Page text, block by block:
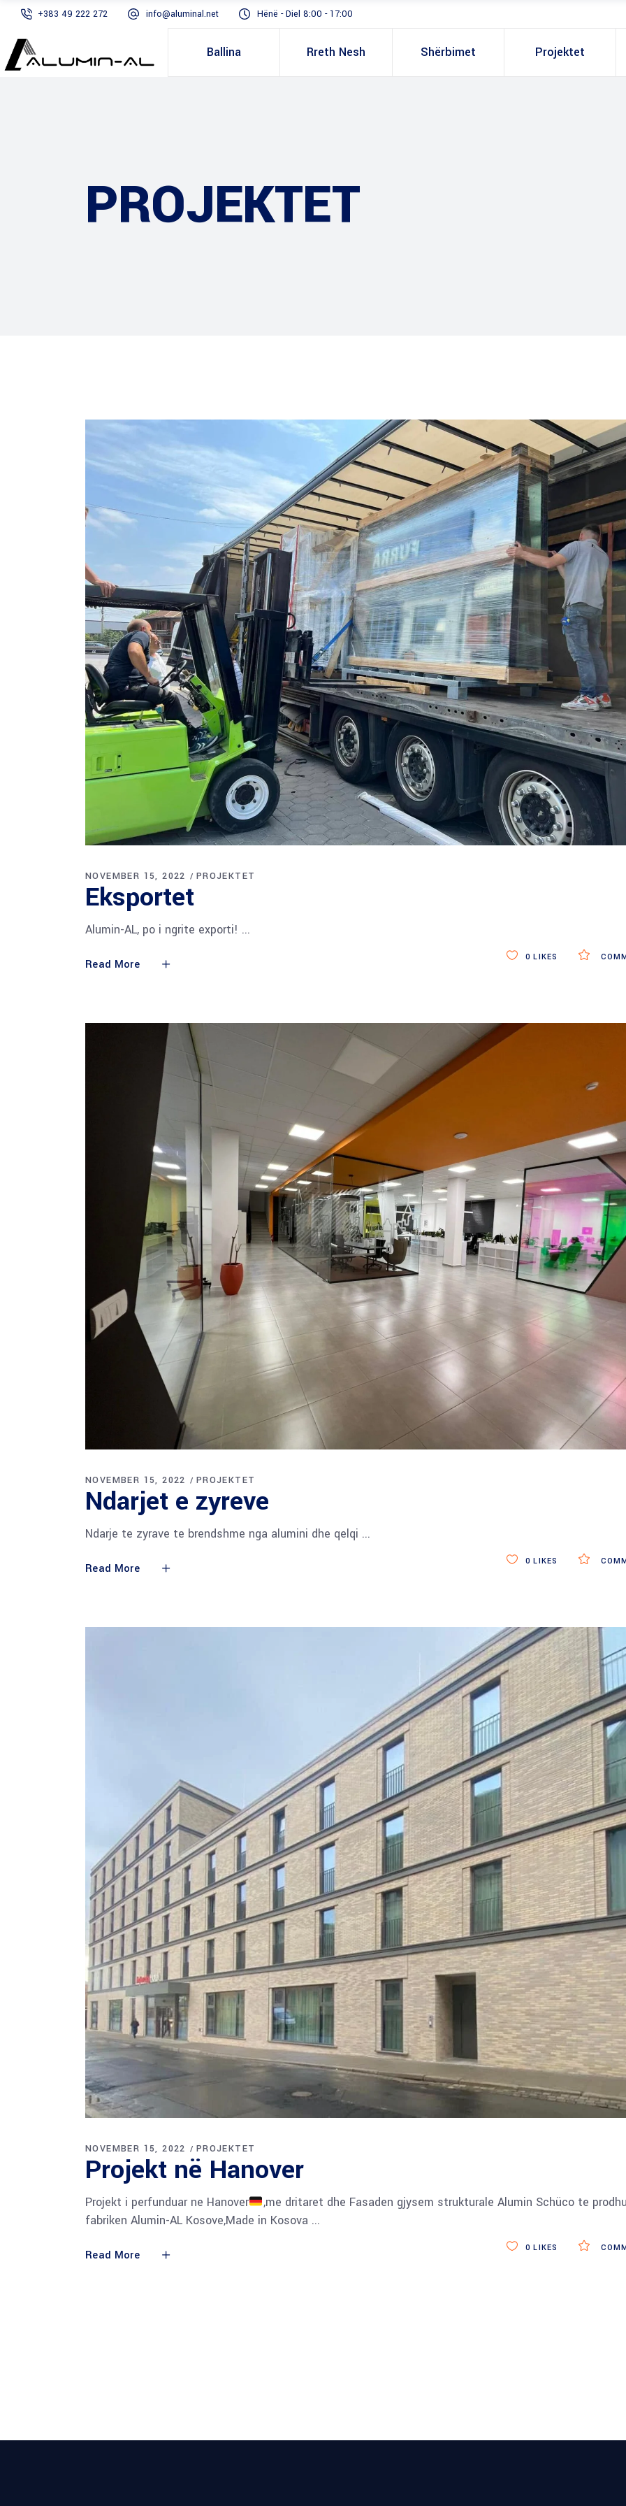
+383 49 222 272 info@aluminal.net Hënë - Diel 8:00 - 17:00
Ballina Rreth Nesh Shërbimet Projektet
PROJEKTET
NOVEMBER 15, 2022 PROJEKTET
Eksportet
Alumin-AL, po i ngrite exporti!
Read More
0 LIKES
NOVEMBER 15, 2022 PROJEKTET
Ndarjet e zyreve
Ndarje te zyrave te brendshme nga alumini dhe qelqi
Read More
0 LIKES
NOVEMBER 15, 2022 PROJEKTET
Projekt në Hanover
Projekt i perfunduar ne Hanover
,me dritaret dhe Fasaden gjysem strukturale Alumin Schüco te
fabriken Alumin-AL Kosove,Made in Kosova
Read More
0 LIKES